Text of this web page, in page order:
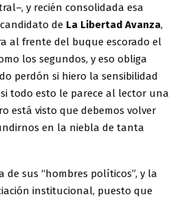
y recién consolidada esa
de La Libertad Avanza,
al frente del buque escorado el
los segundos, y eso obliga
perdón si hiero la sensibilidad
todo esto le parece al lector una
está visto que debemos volver
en la niebla de tanta
de sus “hombres políticos”, y la
institucional, puesto que